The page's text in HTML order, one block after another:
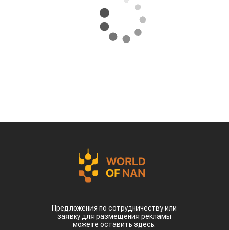
Предложения по сотрудничеству или
заявку для размещения рекламы
можете оставить здесь.